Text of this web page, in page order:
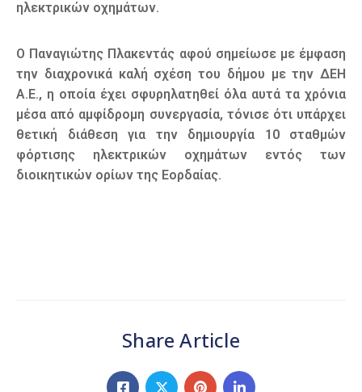
ηλεκτρικών οχημάτων.
Ο Παναγιώτης Πλακεντάς αφού σημείωσε με έμφαση
την διαχρονικά καλή σχέση του δήμου με την ΔΕΗ
Α.Ε., η οποία έχει σφυρηλατηθεί όλα αυτά τα χρόνια
μέσα από αμφίδρομη συνεργασία, τόνισε ότι υπάρχει
θετική διάθεση για την δημιουργία 10 σταθμών
φόρτισης ηλεκτρικών οχημάτων εντός των
διοικητικών ορίων της Εορδαίας.
Share Article